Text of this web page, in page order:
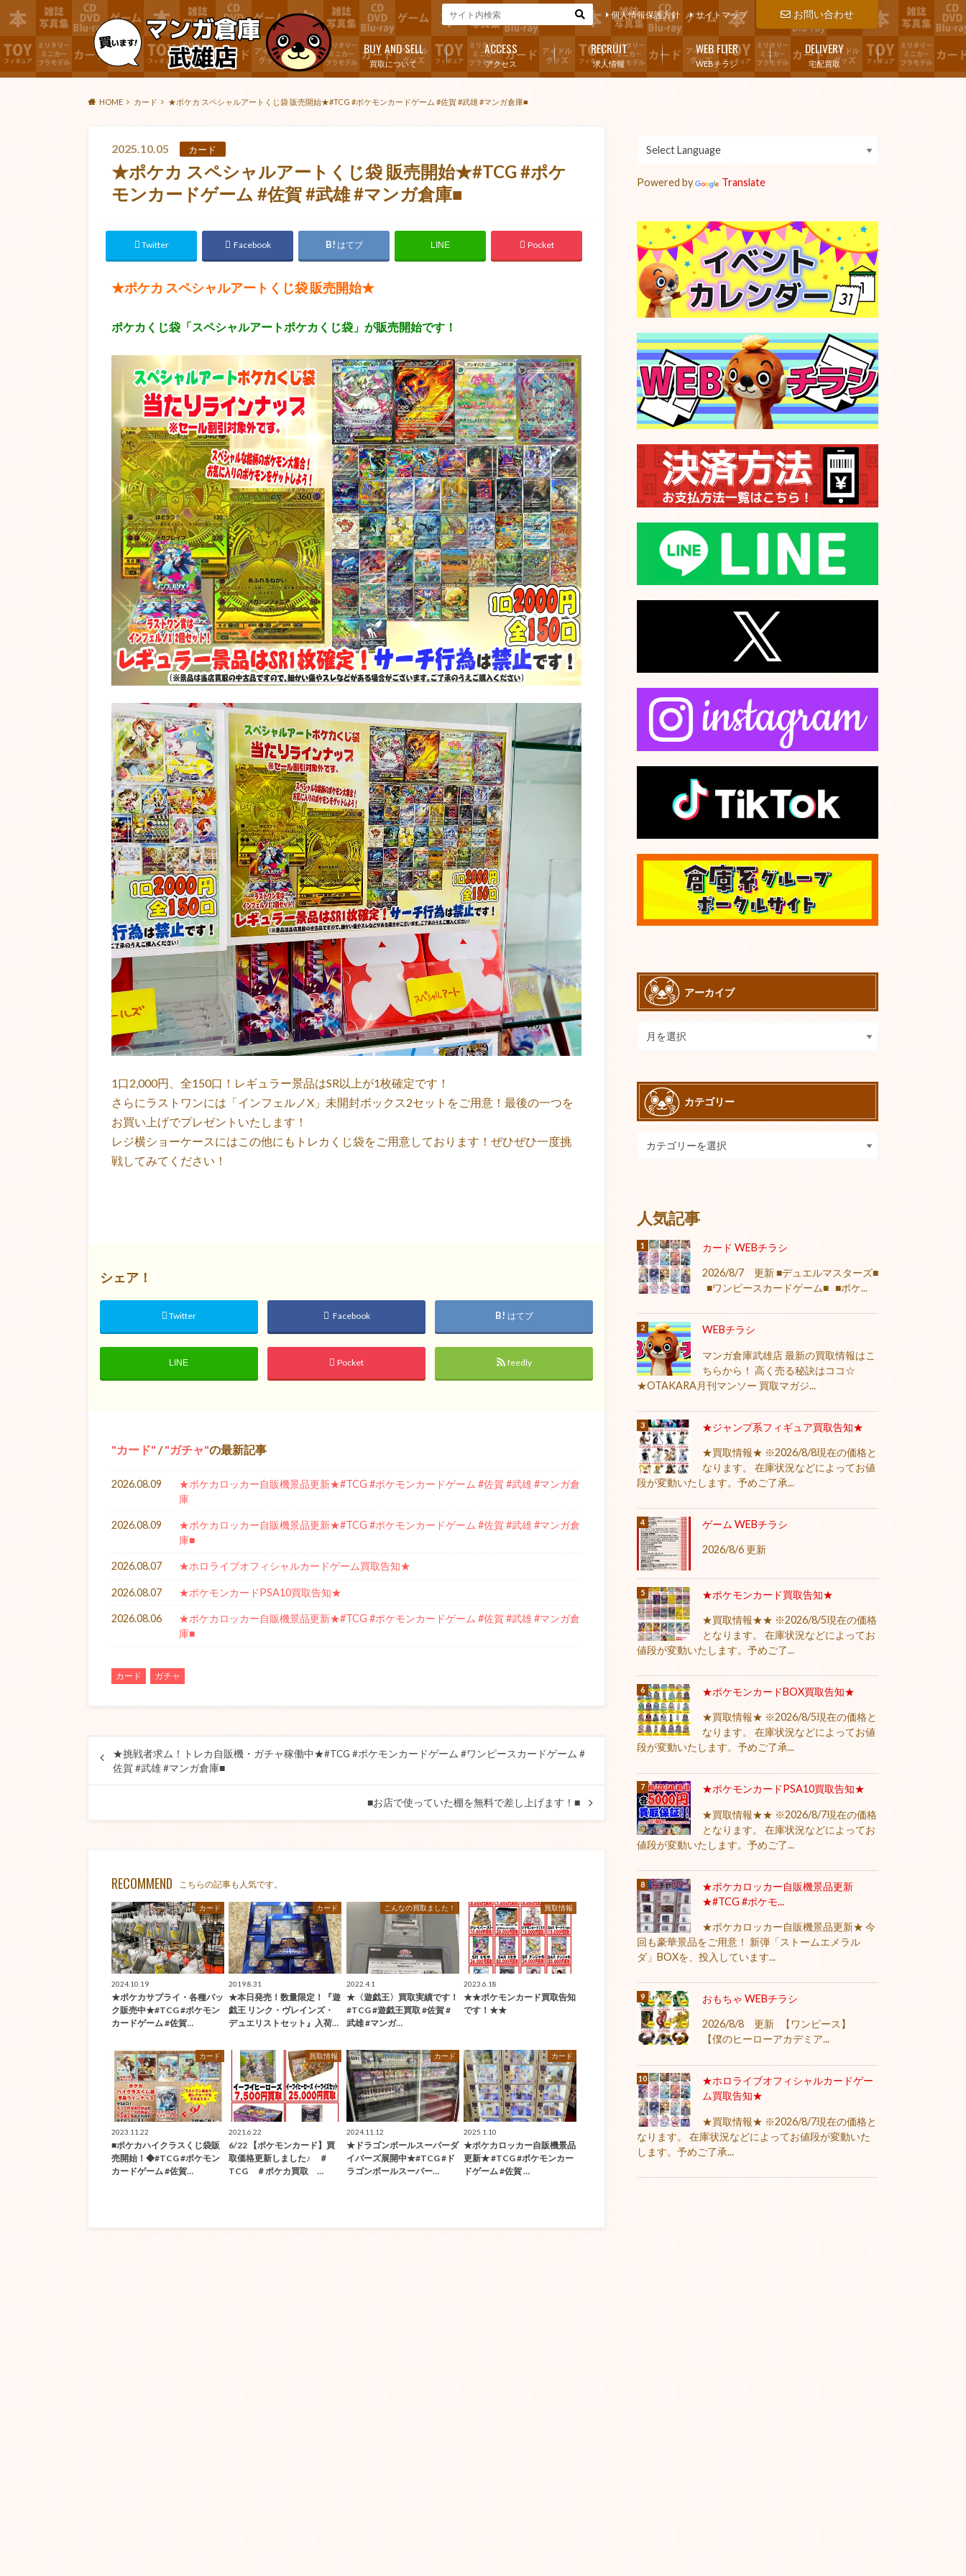
お問い合わせ
個人情報保護方針 サイトマップ
買取について
BUY AND SELL
アクセス
ACCESS
求人情報
RECRUIT
WEBチラシ
WEB FLIER
宅配買取
DELIVERY
HOME カード ★ポケカ スペシャルアートくじ袋 販売開始★#TCG #ポケモンカードゲーム #佐賀 #武雄 #マンガ倉庫■
2025.10.05 カード
★ポケカ スペシャルアートくじ袋 販売開始★#TCG #ポケ
モンカードゲーム #佐賀 #武雄 #マンガ倉庫■
Twitter Facebook はてブ LINE Pocket
★ポケカ スペシャルアートくじ袋 販売開始★
ポケカくじ袋「スペシャルアートポケカくじ袋」が販売開始です！
1口2,000円、全150口！レギュラー景品はSR以上が1枚確定です！
さらにラストワンには「インフェルノX」未開封ボックス2セットをご用意！最後の一つを
お買い上げでプレゼントいたします！
レジ横ショーケースにはこの他にもトレカくじ袋をご用意しております！ぜひぜひ一度挑
戦してみてください！
シェア！
Twitter Facebook はてブ
LINE Pocket feedly
カード / ガチャ の最新記事
2026.08.09
★ポケカロッカー自販機景品更新★#TCG #ポケモンカードゲーム #佐賀 #武雄 #マンガ倉
庫
2026.08.09
★ポケカロッカー自販機景品更新★#TCG #ポケモンカードゲーム #佐賀 #武雄 #マンガ倉
庫■
2026.08.07 ★ホロライブオフィシャルカードゲーム買取告知★
2026.08.07 ★ポケモンカードPSA10買取告知★
2026.08.06
★ポケカロッカー自販機景品更新★#TCG #ポケモンカードゲーム #佐賀 #武雄 #マンガ倉
庫■
カード ガチャ
★挑戦者求ム！トレカ自販機・ガチャ稼働中★#TCG #ポケモンカードゲーム #ワンピースカードゲーム #
佐賀 #武雄 #マンガ倉庫■
■お店で使っていた棚を無料で差し上げます！■
RECOMMEND こちらの記事も人気です。
カード
2024.10.19
★ポケカサプライ・各種パッ
ク販売中★#TCG #ポケモン
カードゲーム #佐賀…
カード
2019.8.31
★本日発売！数量限定！『遊
戯王 リンク・ヴレインズ・
デュエリストセット』入荷…
こんなの買取ました！
2022.4.1
★〈遊戯王〉買取実績です！
#TCG #遊戯王買取 #佐賀 #
武雄 #マンガ…
買取情報
2023.6.18
★★ポケモンカード買取告知
です！★★
カード
2023.11.22
■ポケカハイクラスくじ袋販
売開始！◆#TCG #ポケモン
カードゲーム #佐賀…
買取情報
2021.6.22
6/22 【ポケモンカード】買
取価格更新しました♪ ＃
TCG ＃ポケカ買取 …
カード
2024.11.12
★ドラゴンボールスーパーダ
イバーズ展開中★#TCG #ド
ラゴンボールスーパー…
カード
2025.1.10
★ポケカロッカー自販機景品
更新★ #TCG #ポケモンカー
ドゲーム #佐賀 …
Powered by Translate
アーカイブ
カテゴリー
人気記事
カード WEBチラシ
2026/8/7 更新 ■デュエルマスターズ■
■ワンピースカードゲーム■ ■ポケ...
WEBチラシ
マンガ倉庫武雄店 最新の買取情報はこ
ちらから！ 高く売る秘訣はココ☆
★OTAKARA月刊マンソー 買取マガジ...
★ジャンプ系フィギュア買取告知★
★買取情報★ ※2026/8/8現在の価格と
なります。 在庫状況などによってお値
段が変動いたします。予めご了承...
ゲーム WEBチラシ
2026/8/6 更新
★ポケモンカード買取告知★
★買取情報★★ ※2026/8/5現在の価格
となります。 在庫状況などによってお
値段が変動いたします。予めご了...
★ポケモンカードBOX買取告知★
★買取情報★ ※2026/8/5現在の価格と
なります。 在庫状況などによってお値
段が変動いたします。予めご了承...
★ポケモンカードPSA10買取告知★
★買取情報★★ ※2026/8/7現在の価格
となります。 在庫状況などによってお
値段が変動いたします。予めご了...
★ポケカロッカー自販機景品更新
★#TCG #ポケモ...
★ポケカロッカー自販機景品更新★ 今
回も豪華景品をご用意！ 新弾「ストームエメラル
ダ」BOXを、投入しています...
おもちゃ WEBチラシ
2026/8/8 更新 【ワンピース】
【僕のヒーローアカデミア...
★ホロライブオフィシャルカードゲー
ム買取告知★
★買取情報★ ※2026/8/7現在の価格と
なります。 在庫状況などによってお値段が変動いた
します。予めご了承...